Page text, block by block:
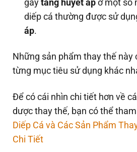
gâytăng huyết ápở một số
diếp cá thường được sử
áp.
Những sản phẩm thay thế này
từng mục tiêu sử dụng khác
Để có cái nhìn chi tiết hơn về
dược thay thế, bạn có thể
Diếp Cá và Các Sản Phẩm
Chi Tiết